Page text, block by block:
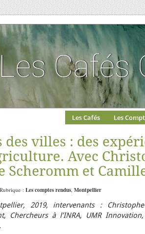
Les Cafés Les
villes : des
Avec
Scheromm et
: Les comptes rendus, Montpellier
2019, intervenants :
Chercheurs à l’INRA, UMR